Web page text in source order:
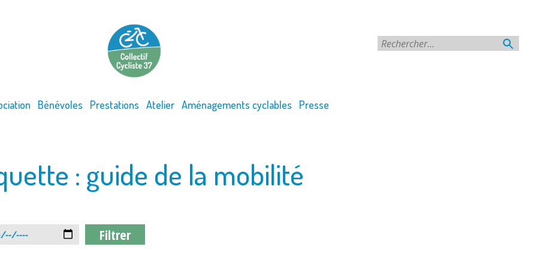
Bénévoles Prestations Atelier Aménagements cyclables Presse
: guide de la mobilité